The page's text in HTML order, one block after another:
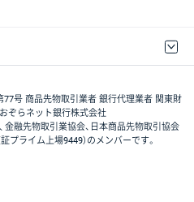
ジ
77号 商品先物取引業者 銀行代理業者 関東財
おぞらネット銀行株式会社
金融先物取引業協会、日本商品先物取引協会
プライム上場9449）のメンバーです。